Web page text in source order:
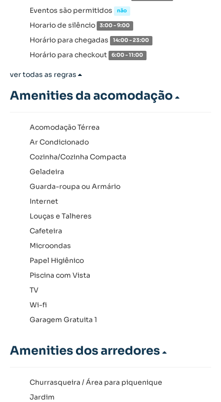
Eventos são permitidos não
Horario de silêncio 3:00 - 9:00
Horário para chegadas 14:00 - 23:00
Horário para checkout 6:00 - 11:00
ver todas as regras
Amenities da acomodação
Acomodação Térrea
Ar Condicionado
Cozinha/Cozinha Compacta
Geladeira
Guarda-roupa ou Armário
Internet
Louças e Talheres
Cafeteira
Microondas
Papel Higiênico
Piscina com Vista
TV
Wi-fi
Garagem Gratuita 1
Amenities dos arredores
Churrasqueira / Área para piquenique
Jardim